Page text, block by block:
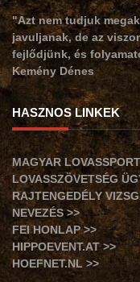
"Azt nem tudjuk
javuljanak, de az
fejlődjünk, és
Kemény Dénes
HASZNOS LINKEK
MAGYAR
LOVASSZÖVETSÉG
RAJTENGEDÉLY
NEVEZÉS >>
FEI HONLAP >>
HIPPOEVENT.AT >>
HOEFNET.NL >>